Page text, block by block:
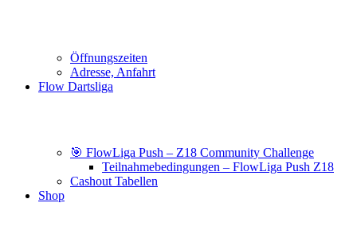
Öffnungszeiten
Adresse, Anfahrt
Flow Dartsliga
🎯 FlowLiga Push – Z18 Community Challenge
Teilnahmebedingungen – FlowLiga Push Z18
Cashout Tabellen
Shop